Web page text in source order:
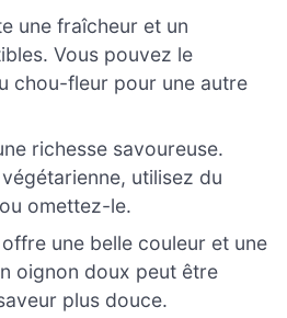
une fraîcheur et un
Vous pouvez le
chou-fleur pour une autre
richesse savoureuse.
utilisez du
omettez-le.
une belle couleur et une
oignon doux peut être
plus douce.